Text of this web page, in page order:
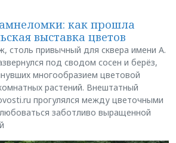
как прошла
выставка цветов
столь привычный для сквера имени А.
под сводом сосен и берёз,
многообразием цветовой
растений. Внештатный
прогулялся между цветочными
заботливо выращенной